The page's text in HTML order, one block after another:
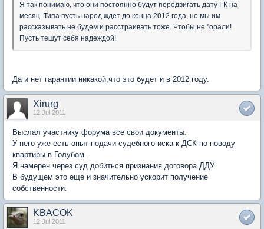
Я так понимаю, что они постоянно будут передвигать дату ГК на
месяц. Типа пусть народ ждет до конца 2012 года, но мы им
рассказывать не будем и расстраивать тоже. Чтобы не "орали!
Пусть тешут себя надеждой!
Да и нет гарантии никакой,что это будет и в 2012 году.
Xirurg
12 Jul 2011
Выслал участнику форума все свои документы.
У него уже есть опыт подачи судебного иска к ДСК по поводу
квартиры в Голубом.
Я намерен через суд добиться признания договора ДДУ.
В будущем это еще и значительно ускорит получение
собственности.
KBACOK
12 Jul 2011